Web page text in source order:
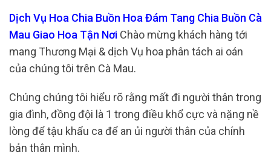
Dịch Vụ Hoa Chia Buồn Hoa Đám Tang Chia Buồn Cà
Mau Giao Hoa Tận Nơi Chào mừng khách hàng tới
mang Thương Mại & dịch Vụ hoa phân tách ai oán
của chúng tôi trên Cà Mau.
Chúng chúng tôi hiểu rõ rằng mất đi người thân trong
gia đình, đồng đội là 1 trong điều khổ cực và nặng nề
lòng để tậu khẩu ca để an ủi người thân của chính
bản thân mình.